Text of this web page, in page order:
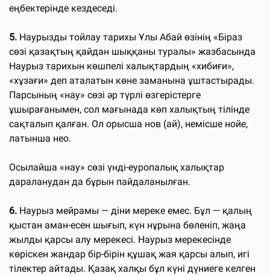
еңбектерінде кездеседі.
5. Наурызды тойлау тарихы Ұлы Абай өзінің «Біраз
сөзі қазақтың қайдан шыққаны туралы» жазбасында
Наурыз тарихын көшпелі халықтардың «хибиғи»,
«хұзағи» деп аталатын көне заманына ұштастырады.
Парсының «нау» сөзі әр түрлі өзгерістерге
ұшырағанымен, сол мағынада көп халықтың тілінде
сақталып қалған. Ол орысша нов (ай), немісше нойе,
латынша нео.
Осылайша «нау» сөзі үнді-еуропалық халықтар
дараланудан да бұрын пайдаланылған.
6. Наурыз мейрамы — діни мереке емес. Бұл — қалың
қыстан аман-есен шығып, күн нұрына бөленіп, жаңа
жылды қарсы алу мерекесі. Наурыз мерекесінде
көріскен жандар бір-бірін құшақ жая қарсы алып, игі
тілектер айтады. Қазақ халқы бұл күні дүниеге келген